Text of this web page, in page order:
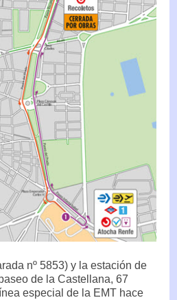
nº 5853) y la estación de
de la Castellana, 67
especial de la EMT hace